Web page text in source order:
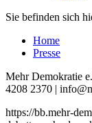
Sie befinden sich
Home
Presse
Mehr Demokratie
4208 2370 |
https://bb.mehr-